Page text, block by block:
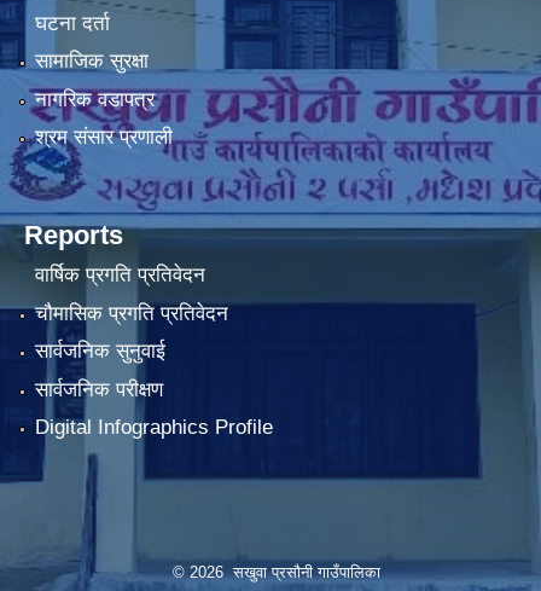
घटना दर्ता
सामाजिक सुरक्षा
नागरिक वडापत्र
श्रम संसार प्रणाली
Reports
वार्षिक प्रगति प्रतिवेदन
चौमासिक प्रगति प्रतिवेदन
सार्वजनिक सुनुवाई
सार्वजनिक परीक्षण
Digital Infographics Profile
© 2026 सखुवा प्रसौनी गाउँपालिका